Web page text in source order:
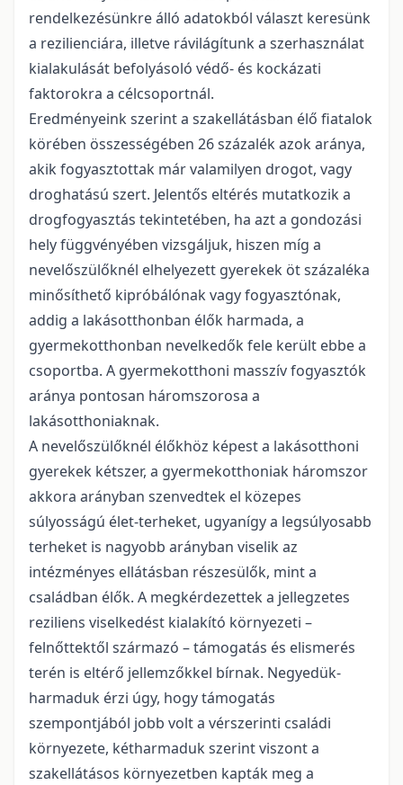
rendelkezésünkre álló adatokból választ keresünk
a rezilienciára, illetve rávilágítunk a szerhasználat
kialakulását befolyásoló védő- és kockázati
faktorokra a célcsoportnál.
Eredményeink szerint a szakellátásban élő fiatalok
körében összességében 26 százalék azok aránya,
akik fogyasztottak már valamilyen drogot, vagy
droghatású szert. Jelentős eltérés mutatkozik a
drogfogyasztás tekintetében, ha azt a gondozási
hely függvényében vizsgáljuk, hiszen míg a
nevelőszülőknél elhelyezett gyerekek öt százaléka
minősíthető kipróbálónak vagy fogyasztónak,
addig a lakásotthonban élők harmada, a
gyermekotthonban nevelkedők fele került ebbe a
csoportba. A gyermekotthoni masszív fogyasztók
aránya pontosan háromszorosa a
lakásotthoniaknak.
A nevelőszülőknél élőkhöz képest a lakásotthoni
gyerekek kétszer, a gyermekotthoniak háromszor
akkora arányban szenvedtek el közepes
súlyosságú élet-terheket, ugyanígy a legsúlyosabb
terheket is nagyobb arányban viselik az
intézményes ellátásban részesülők, mint a
családban élők. A megkérdezettek a jellegzetes
reziliens viselkedést kialakító környezeti –
felnőttektől származó – támogatás és elismerés
terén is eltérő jellemzőkkel bírnak. Negyedük-
harmaduk érzi úgy, hogy támogatás
szempontjából jobb volt a vérszerinti családi
környezete, kétharmaduk szerint viszont a
szakellátásos környezetben kapták meg a